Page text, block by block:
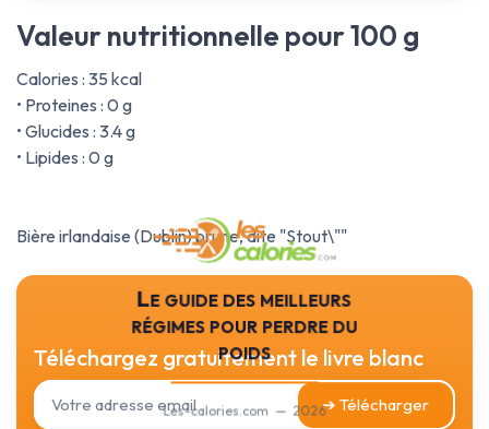
Valeur nutritionnelle pour 100 g
Calories : 35 kcal
• Proteines : 0 g
• Glucides : 3.4 g
• Lipides : 0 g
Bière irlandaise (Dublin) brune, dite "Stout\""
Le guide des meilleurs
régimes pour perdre du
poids
Les-calories.com — 2026
Téléchargez gratuitement le livre blanc
➔ Télécharger